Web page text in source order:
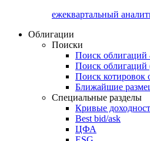
ежеквартальный
Облигации
Поиски
Поиск
Поиск
Поиск котировок
Ближайшие
Специальные разделы
Кривые
Best bid/ask
ЦФА